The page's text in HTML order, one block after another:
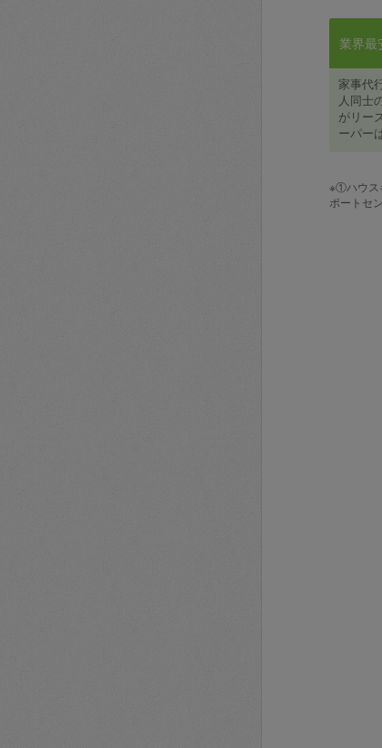
業界最
家事代
人同士
がリー
ーパー
※①ハウス
ポートセ